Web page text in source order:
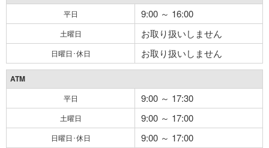
平日 9:00 ～ 16:00
土曜日 お取り扱いしません
日曜日･休日 お取り扱いしません
ATM
平日 9:00 ～ 17:30
土曜日 9:00 ～ 17:00
日曜日･休日 9:00 ～ 17:00